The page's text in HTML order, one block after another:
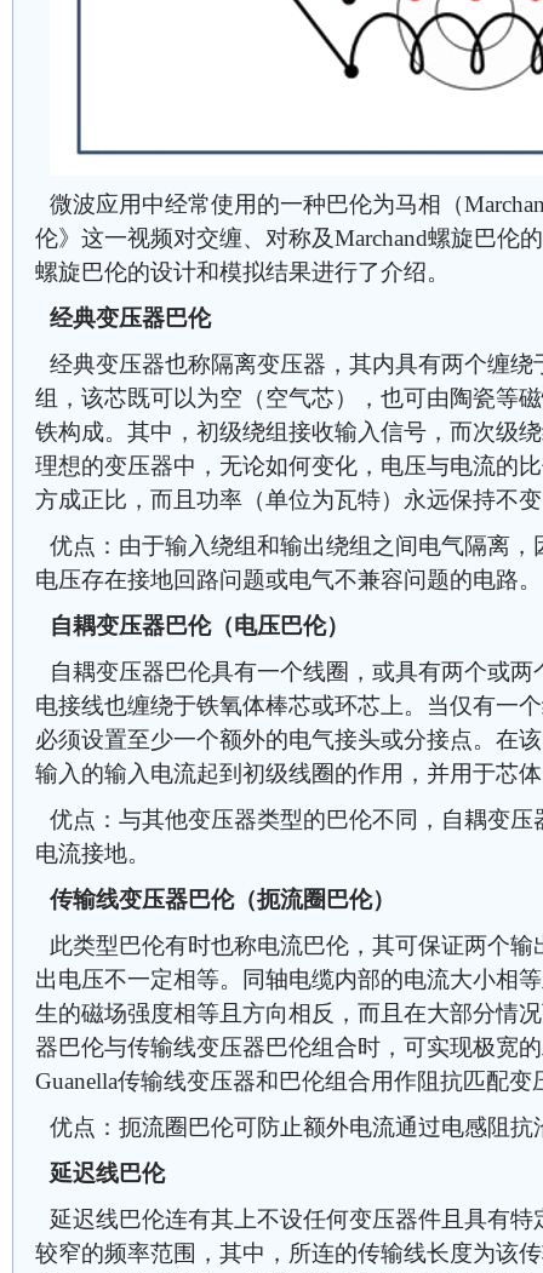
微波应用中经常使用的一种巴伦为马相（
伦》这一视频对交缠、对称及Marchand螺旋巴伦
螺旋巴伦的设计和模拟结果进行了介绍。
经典变压器巴伦
经典变压器也称隔离变压器，其内具有两个缠
组，该芯既可以为空（空气芯），也可由陶瓷等
铁构成。其中，初级绕组接收输入信号，而次级
理想的变压器中，无论如何变化，电压与电流的
方成正比，而且功率（单位为瓦特）永远保持不
优点：由于输入绕组和输出绕组之间电气隔离
电压存在接地回路问题或电气不兼容问题的电路。
自耦变压器巴伦（电压巴伦）
自耦变压器巴伦具有一个线圈，或具有两个或
电接线也缠绕于铁氧体棒芯或环芯上。当仅有一
必须设置至少一个额外的电气接头或分接点。在
输入的输入电流起到初级线圈的作用，并用于芯
优点：与其他变压器类型的巴伦不同，自耦变
电流接地。
传输线变压器巴伦（扼流圈巴伦）
此类型巴伦有时也称电流巴伦，其可保证两个
出电压不一定相等。同轴电缆内部的电流大小相
生的磁场强度相等且方向相反，而且在大部分情
器巴伦与传输线变压器巴伦组合时，可实现极宽
Guanella传输线变压器和巴伦组合用作阻抗匹配变
优点：扼流圈巴伦可防止额外电流通过电感阻抗
延迟线巴伦
延迟线巴伦连有其上不设任何变压器件且具有
较窄的频率范围，其中，所连的传输线长度为该